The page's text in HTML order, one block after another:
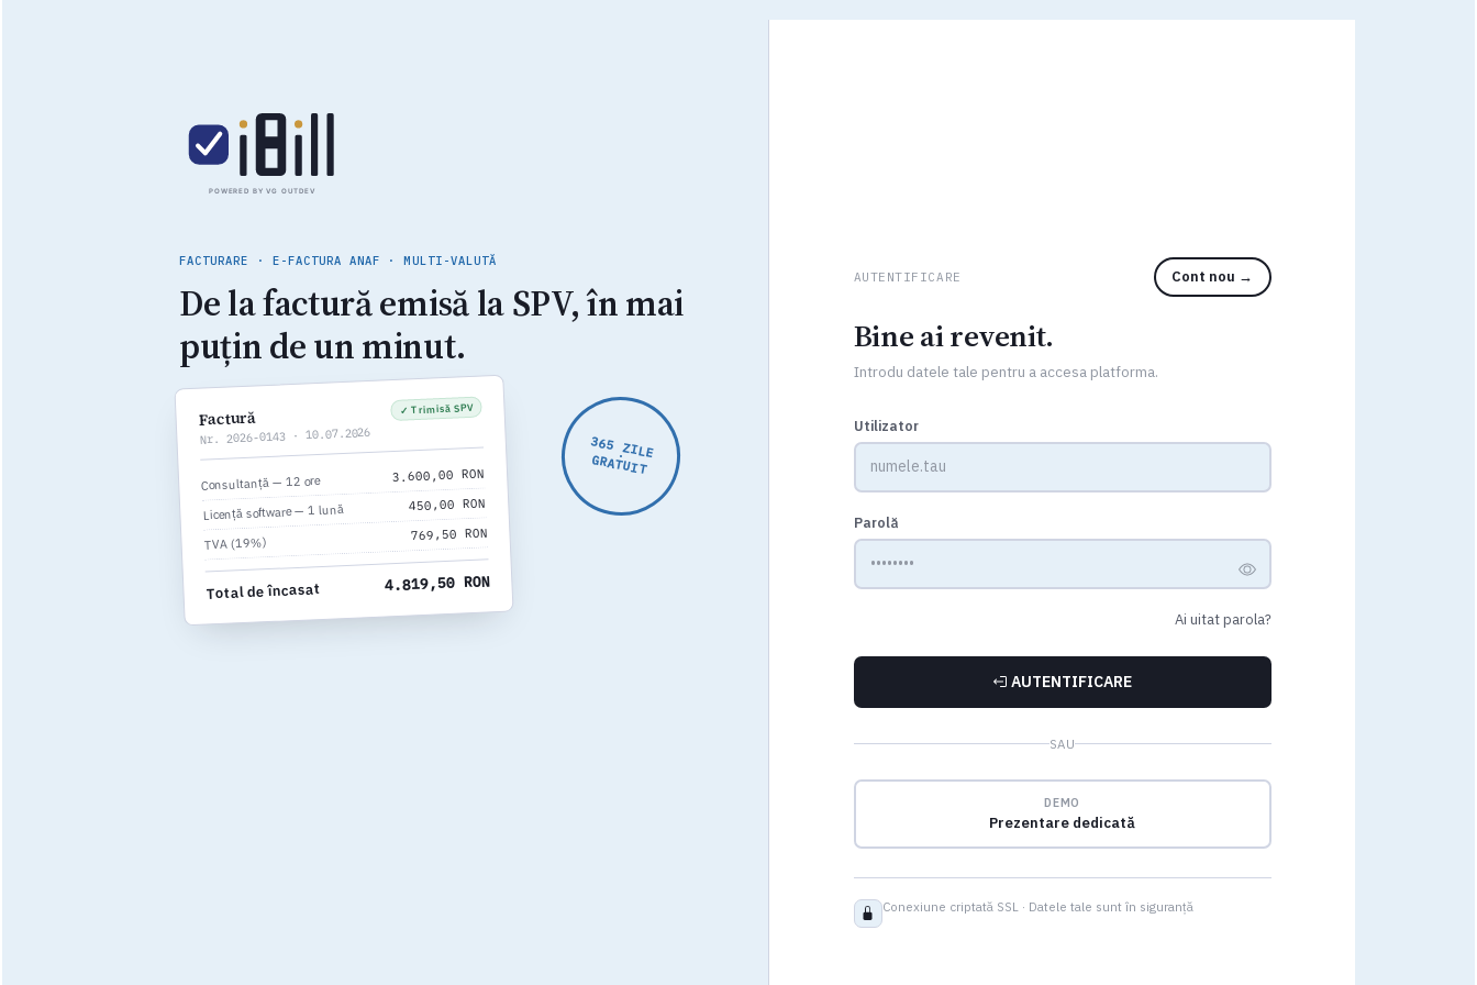
POWERED BY VG OUTDEV
FACTURARE · E-FACTURA ANAF · MULTI-VALUTĂ
De la factură emisă la SPV, în mai
puțin de un minut.
Factură
Nr. 2026-0143 · 10.07.2026
✓ Trimisă SPV
Consultanță — 12 ore 3.600,00 RON
Licență software — 1 lună 450,00 RON
TVA (19%) 769,50 RON
Total de încasat 4.819,50 RON
365 ZILE
GRATUIT
AUTENTIFICARE Cont nou →
Bine ai revenit.
Introdu datele tale pentru a accesa platforma.
Utilizator
Parolă
Ai uitat parola?
AUTENTIFICARE
SAU
DEMO
Prezentare dedicată
Conexiune criptată SSL · Datele tale sunt în siguranță